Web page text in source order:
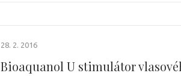
28. 2. 2016
Bioaquanol U stimulátor